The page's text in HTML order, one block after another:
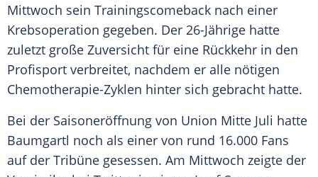
Mittwoch sein Trainingscomeback nach einer
Krebsoperation gegeben. Der 26-Jährige hatte
zuletzt große Zuversicht für eine Rückkehr in den
Profisport verbreitet, nachdem er alle nötigen
Chemotherapie-Zyklen hinter sich gebracht hatte.
Bei der Saisoneröffnung von Union Mitte Juli hatte
Baumgartl noch als einer von rund 16.000 Fans
auf der Tribüne gesessen. Am Mittwoch zeigte der